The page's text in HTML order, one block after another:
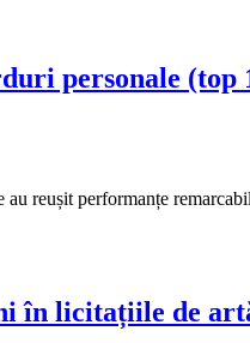
personale
reușit performanțe
în licitațiile de